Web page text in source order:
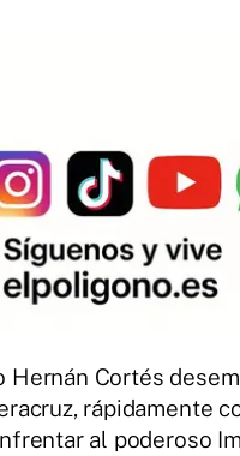
Hernán Cortés
rápidamente
al poderoso